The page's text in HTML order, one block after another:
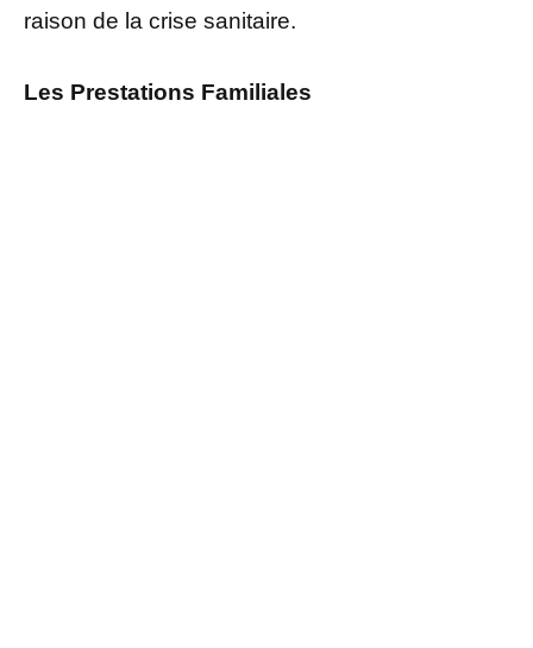
raison de la crise sanitaire.
Les Prestations Familiales